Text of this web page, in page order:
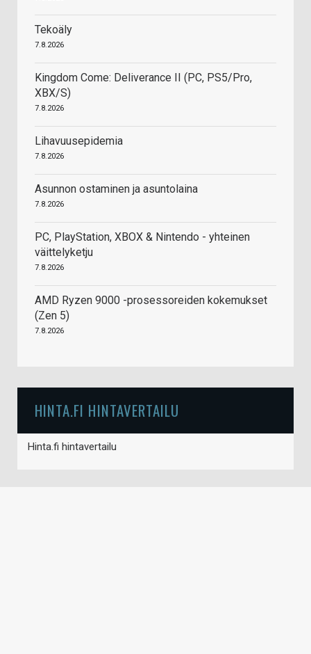
Tekoäly
7.8.2026
Kingdom Come: Deliverance II (PC, PS5/Pro,
XBX/S)
7.8.2026
Lihavuusepidemia
7.8.2026
Asunnon ostaminen ja asuntolaina
7.8.2026
PC, PlayStation, XBOX & Nintendo - yhteinen
väittelyketju
7.8.2026
AMD Ryzen 9000 -prosessoreiden kokemukset
(Zen 5)
7.8.2026
HINTA.FI HINTAVERTAILU
Hinta.fi hintavertailu